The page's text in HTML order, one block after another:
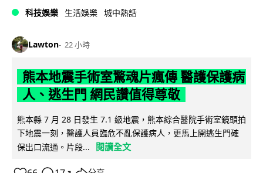
科技娛樂 生活娛樂 城中熱話
Lawton 22 小時
熊本地震手術室驚魂片瘋傳 醫護保護病
人、逃生門 網民讚值得尊敬
熊本縣 7 月 28 日發生 7.1 級地震，熊本綜合醫院手術室鏡頭拍
下地震一刻，醫護人員臨危不亂保護病人，更馬上開逃生門確
保出口流通。片段...
閱讀全文